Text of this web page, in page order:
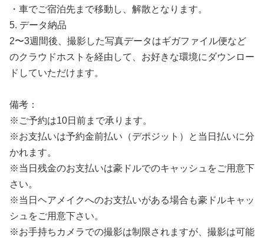
・車でご宿泊先まで移動し、解散となります。
5. データ納品
2〜3週間後、撮影した写真データはギガファイル便など
のクラウドホストを経由して、お好きな環境にダウンロー
ドしていただけます。
備考：
※ご予約は10日前まで承ります。
※お支払いは予約金前払い（デポジット）と当日払いに分
かれます。
※当日残金のお支払いは豪ドルでのキャッシュをご用意下
さい。
※当日ヘアメイクへのお支払いがある場合も豪ドルキャッ
シュをご用意下さい。
※お手持ちカメラでの撮影は制限されますが、撮影は可能